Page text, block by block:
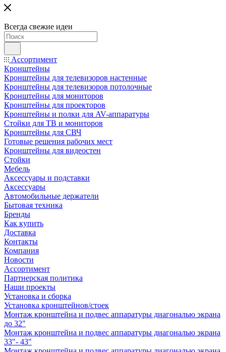
Всегда свежие идеи
Ассортимент
Кронштейны
Кронштейны для телевизоров настенные
Кронштейны для телевизоров потолочные
Кронштейны для мониторов
Кронштейны для проекторов
Кронштейны и полки для AV-аппаратуры
Стойки для ТВ и мониторов
Кронштейны для СВЧ
Готовые решения рабочих мест
Кронштейны для видеостен
Стойки
Мебель
Аксессуары и подставки
Аксессуары
Автомобильные держатели
Бытовая техника
Бренды
Как купить
Доставка
Контакты
Компания
Новости
Ассортимент
Партнерская политика
Наши проекты
Установка и сборка
Установка кронштейнов/стоек
Монтаж кронштейна и подвес аппаратуры диагональю экрана
до 32"
Монтаж кронштейна и подвес аппаратуры диагональю экрана
33"- 43"